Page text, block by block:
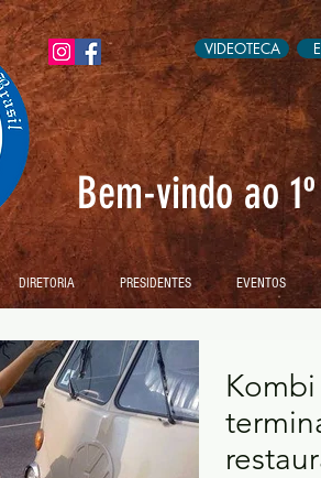
VIDEOTECA
Bem-vindo ao
DIRETORIA PRESIDENTES EVENTOS